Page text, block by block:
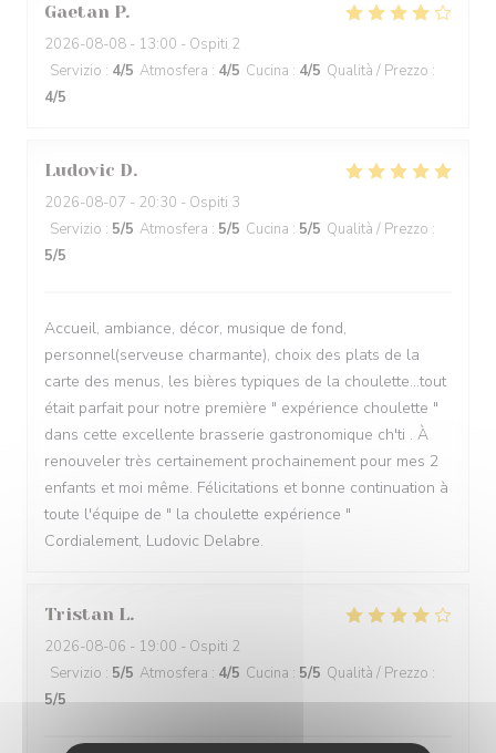
Gaetan P
2026-08-08 - 13:00 - Ospiti 2
Servizio : 4/5 Atmosfera : 4/5 Cucina : 4/5 Qualità / Prezzo :
4/5
Ludovic D
2026-08-07 - 20:30 - Ospiti 3
Servizio : 5/5 Atmosfera : 5/5 Cucina : 5/5 Qualità / Prezzo :
5/5
Accueil, ambiance, décor, musique de fond,
personnel(serveuse charmante), choix des plats de la
carte des menus, les bières typiques de la choulette...tout
était parfait pour notre première " expérience choulette "
dans cette excellente brasserie gastronomique ch'ti . À
renouveler très certainement prochainement pour mes 2
enfants et moi même. Félicitations et bonne continuation à
toute l'équipe de " la choulette expérience "
Cordialement, Ludovic Delabre.
Tristan L
2026-08-06 - 19:00 - Ospiti 2
Servizio : 5/5 Atmosfera : 4/5 Cucina : 5/5 Qualità / Prezzo :
5/5